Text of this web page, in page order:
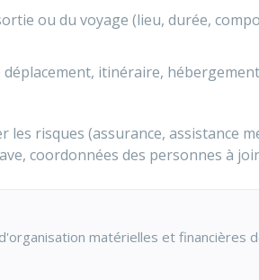
ou du voyage (lieu, durée,
itinéraire,
risques (assurance, assistance
coordonnées des personnes à
matérielles et financières